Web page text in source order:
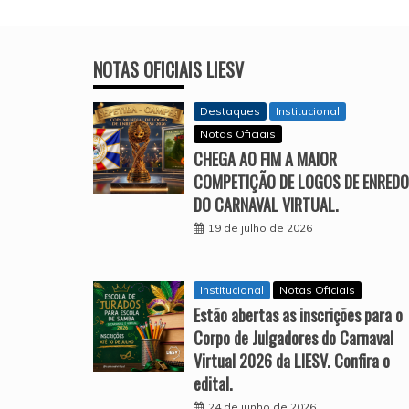
NOTAS OFICIAIS LIESV
Destaques
Institucional
Notas Oficiais
CHEGA AO FIM A MAIOR
COMPETIÇÃO DE LOGOS DE ENREDO
DO CARNAVAL VIRTUAL.
19 de julho de 2026
Institucional Notas Oficiais
Estão abertas as inscrições para o
Corpo de Julgadores do Carnaval
Virtual 2026 da LIESV. Confira o
edital.